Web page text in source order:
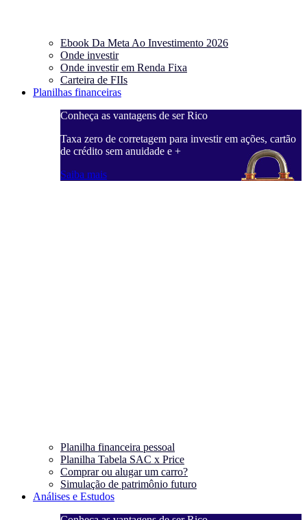
Ebook Da Meta Ao Investimento 2026
Onde investir
Onde investir em Renda Fixa
Carteira de FIIs
Planilhas financeiras
Conheça as vantagens de ser Rico
Taxa zero de corretagem para investir em ações, cartão
de crédito sem anuidade e +
Saiba mais
Planilha financeira pessoal
Planilha Tabela SAC x Price
Comprar ou alugar um carro?
Simulação de patrimônio futuro
Análises e Estudos